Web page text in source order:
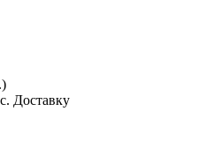
Доставку